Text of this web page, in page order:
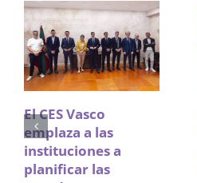
El CES Vasco
emplaza a las
instituciones a
planificar las